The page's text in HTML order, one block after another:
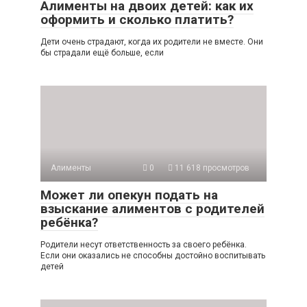
Алименты на двоих детей: как их
оформить и сколько платить?
Дети очень страдают, когда их родители не вместе. Они
бы страдали ещё больше, если
Алименты 0 11 618 просмотров
Может ли опекун подать на
взыскание алиментов с родителей
ребёнка?
Родители несут ответственность за своего ребёнка.
Если они оказались не способны достойно воспитывать
детей